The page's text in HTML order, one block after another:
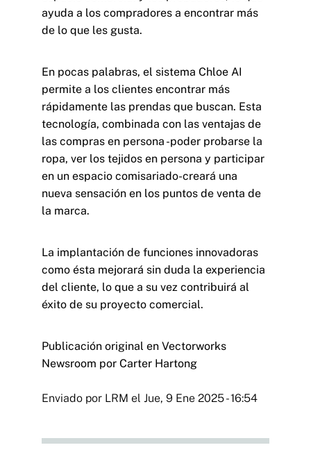
ayuda a los compradores a encontrar más
de lo que les gusta.
En pocas palabras, el sistema Chloe AI
permite a los clientes encontrar más
rápidamente las prendas que buscan. Esta
tecnología, combinada con las ventajas de
las compras en persona -poder probarse la
ropa, ver los tejidos en persona y participar
en un espacio comisariado-creará una
nueva sensación en los puntos de venta de
la marca.
La implantación de funciones innovadoras
como ésta mejorará sin duda la experiencia
del cliente, lo que a su vez contribuirá al
éxito de su proyecto comercial.
Publicación original en Vectorworks
Newsroom por Carter Hartong
Enviado por LRM el Jue, 9 Ene 2025 - 16:54